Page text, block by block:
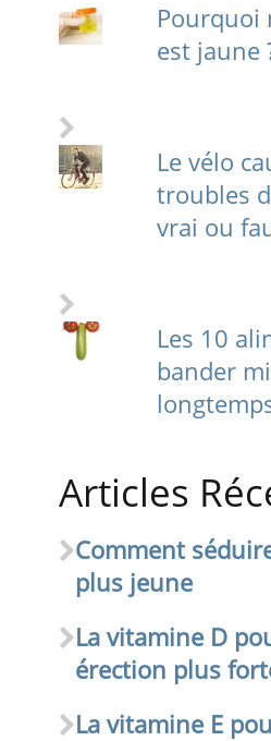
Pourquoi
est jaune
Le vélo
troubles
vrai ou
Les 10
bander
Articles
Comment
plus jeune
La vitamine D
érection plus
La vitamine E